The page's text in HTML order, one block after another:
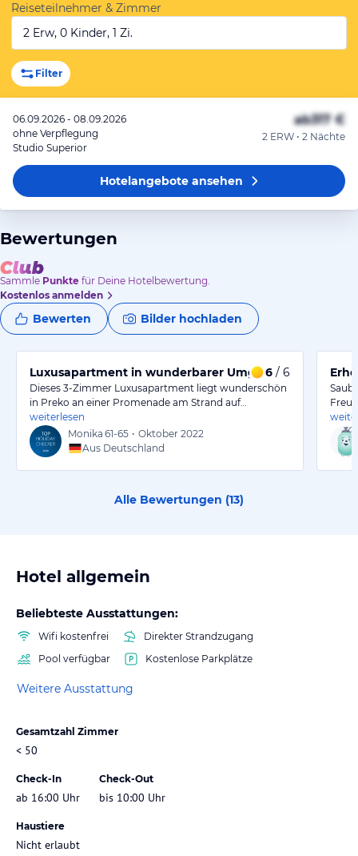
Reiseteilnehmer & Zimmer
2 Erw, 0 Kinder, 1 Zi.
Filter
06.09.2026 - 08.09.2026
ohne Verpflegung
Studio Superior
ab317 €
2 ERW • 2 Nächte
Hotelangeboteansehen
Bewertungen
Sammle Punkte für Deine Hotelbewertung.
Kostenlos anmelden
Bewerten Bilder hochladen
Luxusapartment in wunderbarer Umgebung!
6 / 6
Dieses 3-Zimmer Luxusapartment liegt wunderschön
in Preko an einer Promenade am Strand auf…
weiterlesen
Monika 61-65 • Oktober 2022
Aus Deutschland
Alle Bewertungen (13)
Hotel allgemein
Beliebteste Ausstattungen:
Wifi kostenfrei
Direkter Strandzugang
Pool verfügbar
Kostenlose Parkplätze
Weitere Ausstattung
Gesamtzahl Zimmer
< 50
Check-In
ab 16:00 Uhr
Check-Out
bis 10:00 Uhr
Haustiere
Nicht erlaubt